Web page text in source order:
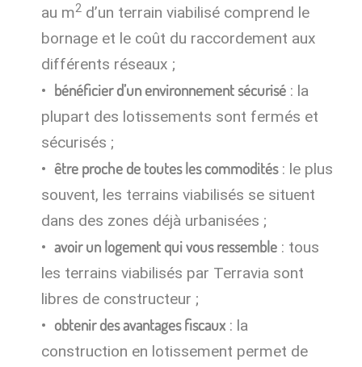
au m2 d’un terrain viabilisé comprend le
bornage et le coût du raccordement aux
différents réseaux ;
bénéficier d’un environnement sécurisé : la
plupart des lotissements sont fermés et
sécurisés ;
être proche de toutes les commodités: le plus
souvent, les terrains viabilisés se situent
dans des zones déjà urbanisées ;
avoir un logement qui vous ressemble : tous
les terrains viabilisés par Terravia sont
libres de constructeur ;
obtenir des avantages fiscaux : la
construction en lotissement permet de